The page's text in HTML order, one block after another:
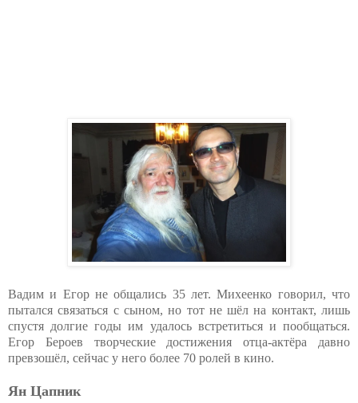
Вадим и Егор не общались 35 лет. Михеенко говорил, что
пытался связаться с сыном, но тот не шёл на контакт, лишь
спустя долгие годы им удалось встретиться и пообщаться.
Егор Бероев творческие достижения отца-актёра давно
превзошёл, сейчас у него более 70 ролей в кино.
Ян Цапник